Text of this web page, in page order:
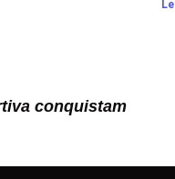
conquistam